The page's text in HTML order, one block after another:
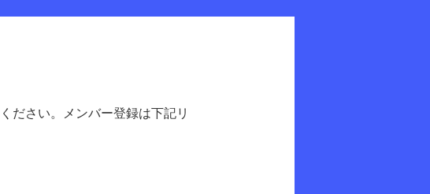
ださい。メンバー登録は下記リ